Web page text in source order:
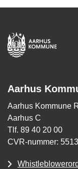
Aarhus
Aarhus Kommune
Aarhus C
Tlf. 89 40 20 00
CVR-nummer: